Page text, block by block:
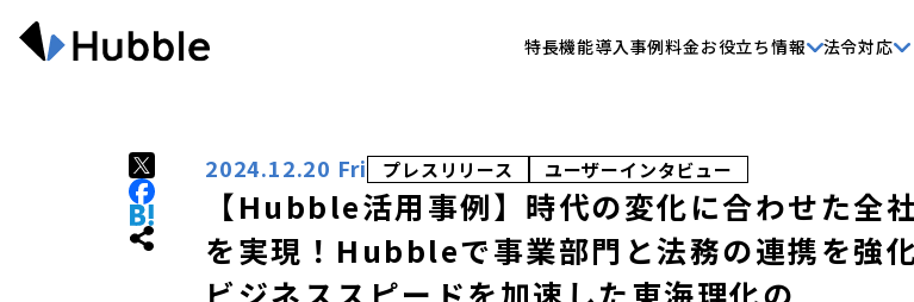
特長機能導入事例料金お役立ち情報 法令対応
2024.12.20 Fri プレスリリース ユーザーインタビュー
【Hubble活用事例】時代の変化に合わせた全
を実現！Hubbleで事業部門と法務の連携を強